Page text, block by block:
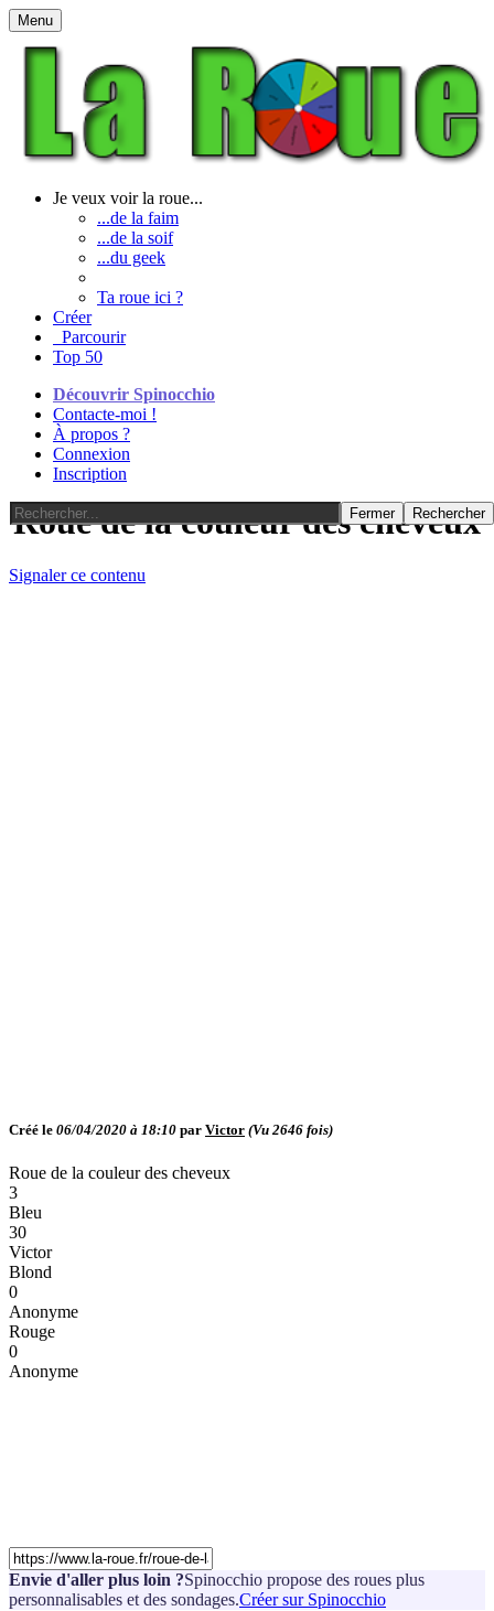
Menu
Je veux voir la roue...
...de la faim
...de la soif
...du geek
Ta roue ici ?
Créer
Parcourir
Top 50
Découvrir Spinocchio
Contacte-moi !
À propos ?
Connexion
Inscription
Fermer Rechercher
Roue de la couleur des cheveux
Signaler ce contenu
Créé le 06/04/2020 à 18:10 par Victor (Vu 2646 fois)
Roue de la couleur des cheveux
3
Bleu
30
Victor
Blond
0
Anonyme
Rouge
0
Anonyme
Envie d'aller plus loin ?Spinocchio propose des roues plus
personnalisables et des sondages.Créer sur Spinocchio